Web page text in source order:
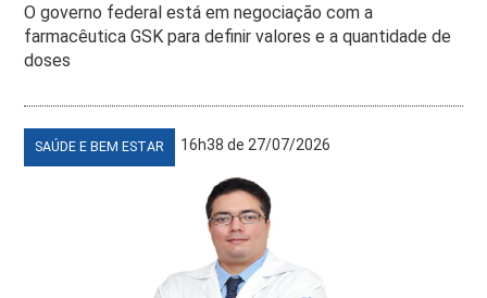
O governo federal está em negociação com a
farmacêutica GSK para definir valores e a quantidade de
doses
SAÚDE E BEM ESTAR 16h38 de 27/07/2026